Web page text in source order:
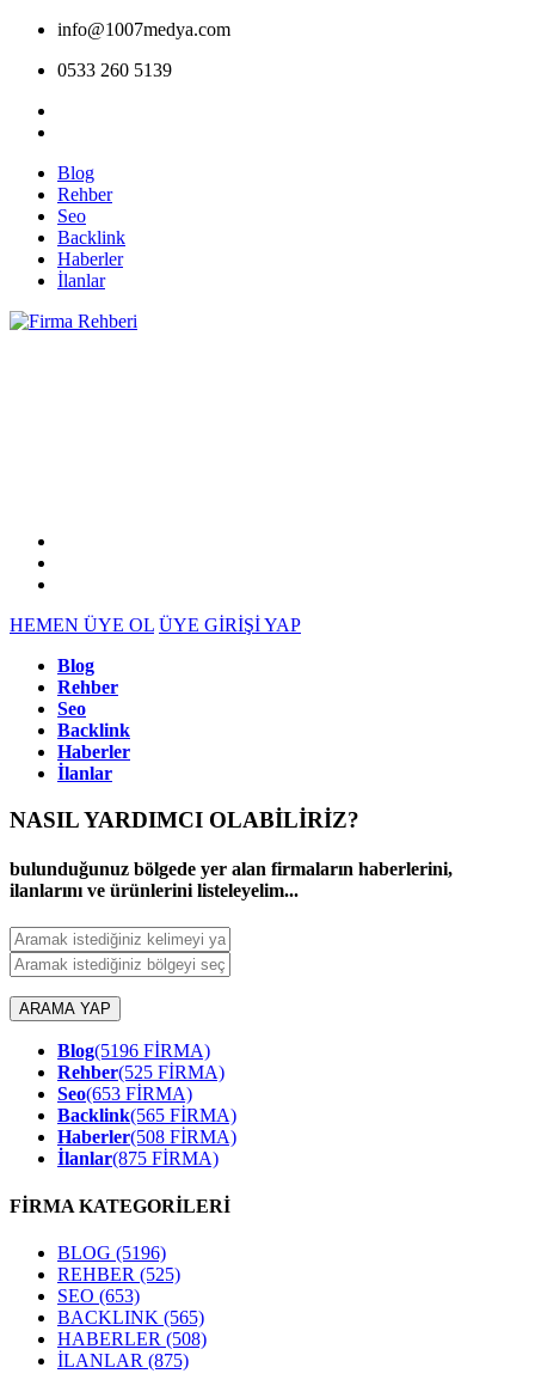
info@1007medya.com
0533 260 5139
Blog
Rehber
Seo
Backlink
Haberler
İlanlar
HEMEN ÜYE OL ÜYE GİRİŞİ YAP
Blog
Rehber
Seo
Backlink
Haberler
İlanlar
NASIL YARDIMCI OLABİLİRİZ?
bulunduğunuz bölgede yer alan firmaların haberlerini,
ilanlarını ve ürünlerini listeleyelim...
ARAMA YAP
Blog(5196 FİRMA)
Rehber(525 FİRMA)
Seo(653 FİRMA)
Backlink(565 FİRMA)
Haberler(508 FİRMA)
İlanlar(875 FİRMA)
FİRMA KATEGORİLERİ
BLOG (5196)
REHBER (525)
SEO (653)
BACKLINK (565)
HABERLER (508)
İLANLAR (875)